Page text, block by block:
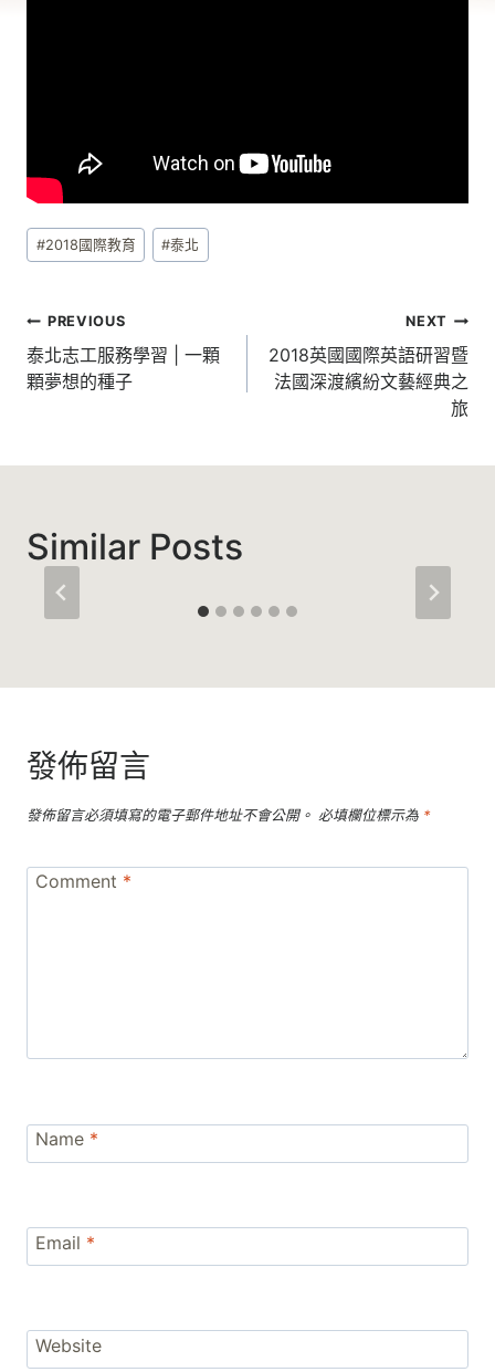
Post
Tags:
#2018國際教育 #泰北
文
章
導
PREVIOUS
泰北志工服務學習 | 一顆
顆夢想的種子
NEXT
2018英國國際英語研習暨
法國深渡繽紛文藝經典之
旅
Similar Posts
發佈留言
發佈留言必須填寫的電子郵件地址不會公開。 必填欄位標示為 *
Comment *
Name *
Email *
Website